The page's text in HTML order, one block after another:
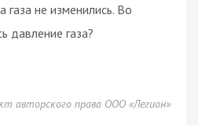
газа не изменились. Во
давление газа?
авторского права ООО «Легион»